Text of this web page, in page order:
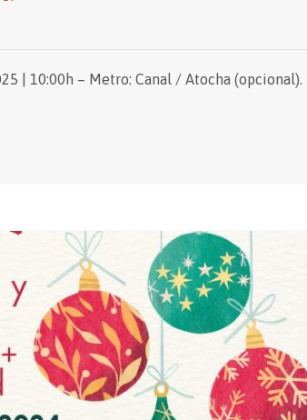
| 10:00h – Metro: Canal / Atocha (opcional).